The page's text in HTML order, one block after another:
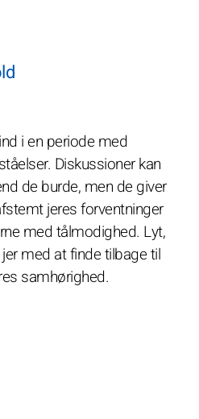
i en periode med
Diskussioner kan
de burde, men de giver
jeres forventninger
med tålmodighed. Lyt,
med at finde tilbage til
samhørighed.